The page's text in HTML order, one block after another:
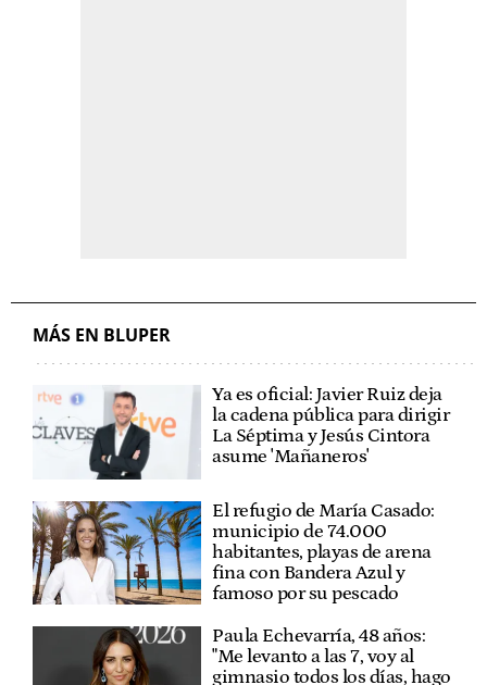
MÁS EN BLUPER
Ya es oficial: Javier Ruiz deja
la cadena pública para dirigir
La Séptima y Jesús Cintora
asume 'Mañaneros'
El refugio de María Casado:
municipio de 74.000
habitantes, playas de arena
fina con Bandera Azul y
famoso por su pescado
Paula Echevarría, 48 años:
"Me levanto a las 7, voy al
gimnasio todos los días, hago